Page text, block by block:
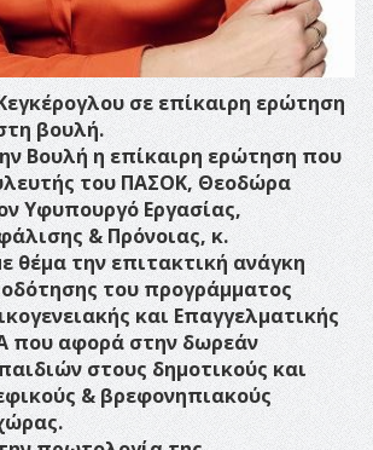
σε επίκαιρη ερώτηση
βουλή.
Βουλή η επίκαιρη ερώτηση που
του ΠΑΣΟΚ, Θεοδώρα
Υφυπουργό Εργασίας,
& Πρόνοιας, κ.
θέμα την επιτακτική ανάγκη
του προγράμματος
και Επαγγελματικής
που αφορά στην δωρεάν
στους δημοτικούς και
& βρεφονηπιακούς